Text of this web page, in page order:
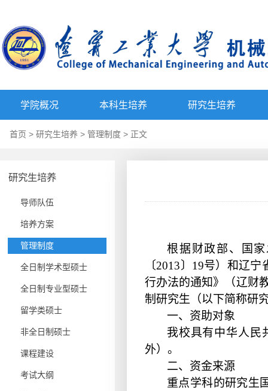
学院概况 本科生培养 研究生培养
首页 > 研究生培养 > 管理制度 > 正文
研究生培养
导师队伍
培养方案
管理制度
全日制学术型硕士
全日制专业型硕士
留学类硕士
非全日制硕士
课程建设
考试大纲
根据财政部、国
〔2013〕19号）和辽
行办法的通知》（辽财
制研究生（以下简称研
一、资助对象
我校具有中华人民
外）。
二、资金来源
重点学科的研究生